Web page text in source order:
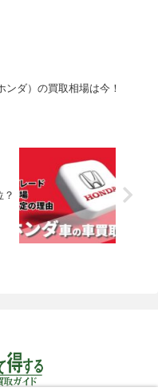
ンダ）の買取相場は今！